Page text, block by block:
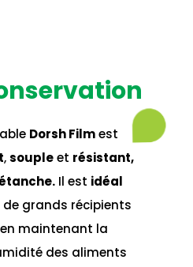
nservation
Dorsh Filmest
,soupleet résistant,
Il est idéal
de grands récipients
maintenant la
des aliments